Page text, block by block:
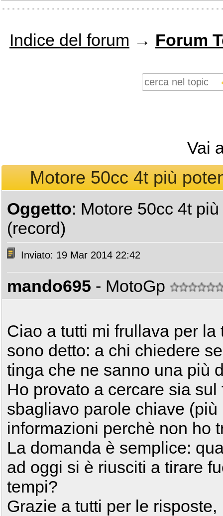
Indice del forum → Forum
Vai
Motore 50cc 4t più
Oggetto: Motore 50cc 4t
(record)
Inviato: 19 Mar 2014 22:42
mando695 - MotoGp
Ciao a tutti mi frullava per
sono detto: a chi chiedere
tinga che ne sanno una più
Ho provato a cercare sia
sbagliavo parole chiave
informazioni perchè non ho
La domanda è semplice:
ad oggi si è riusciti a tirare
tempi?
Grazie a tutti per le risposte,